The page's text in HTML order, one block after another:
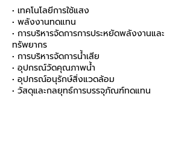
• เทคโนโลยีการใช้แสง
• พลังงานทดแทน
• การบริหารจัดการการประหยัดพลังงานและ
ทรัพยากร
• การบริหารจัดการน้ำเสีย
• อุปกรณ์วัดคุณภาพน้ำ
• อุปกรณ์อนุรักษ์สิ่งแวดล้อม
• วัสดุและกลยุทธ์การบรรจุภัณฑ์ทดแทน